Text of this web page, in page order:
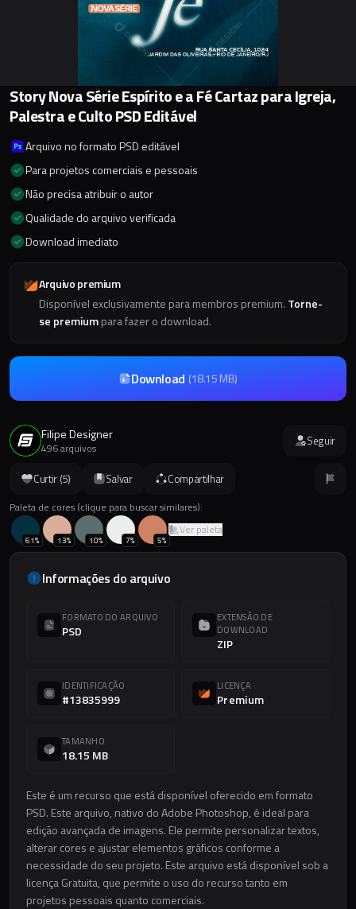
Curtir (5) Salvar Compartilhar
Paleta de cores (clique para buscar similares):
61% 13% 10% 7% 5%
Ver paleta
Informações do arquivo
FORMATO DO ARQUIVO
PSD
EXTENSÃO DE
DOWNLOAD
ZIP
IDENTIFICAÇÃO
#13835999
LICENÇA
Premium
TAMANHO
18.15 MB
Este é um recurso que está disponível oferecido em formato
PSD. Este arquivo, nativo do Adobe Photoshop, é ideal para
edição avançada de imagens. Ele permite personalizar textos,
alterar cores e ajustar elementos gráficos conforme a
necessidade do seu projeto. Este arquivo está disponível sob a
licença Gratuita, que permite o uso do recurso tanto em
projetos pessoais quanto comerciais.
Story Nova Série Espírito e a Fé Cartaz para Igreja,
Palestra e Culto PSD Editável
Arquivo no formato PSD editável
Para projetos comerciais e pessoais
Não precisa atribuir o autor
Qualidade do arquivo verificada
Download imediato
Arquivo premium
Disponível exclusivamente para membros premium. Torne-
se premiumpara fazer o download.
Download (18.15 MB)
Filipe Designer
496 arquivos Seguir